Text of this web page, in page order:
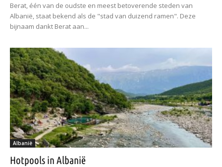
Berat, één van de oudste en meest betoverende steden van
Albanië, staat bekend als de "stad van duizend ramen". Deze
bijnaam dankt Berat aan...
Albanië
Hotpools in Albanië